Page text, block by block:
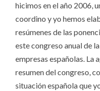
hicimos en el año 2006,
coordino y yo hemos
resúmenes de las
este congreso anual de
empresas españolas. La
resumen del congreso,
situación española que